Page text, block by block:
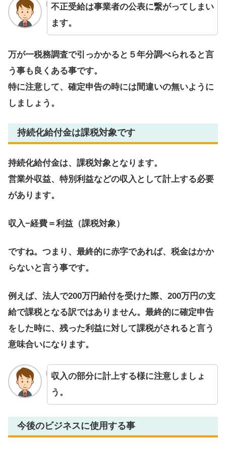
不正受給は事業者の公表に繋がってしまい
ます。
万が一税務調査で引っかかると５年分調べられると言
う事も良くある事です。
特に注意して、確定申告の時には間違いの無いように
しましょう。
持続化給付金は課税対象です
持続化給付金は、課税対象となります。
営業外収益、特別利益などの収入として計上する必要
があります。
収入−経費＝利益（課税対象）
ですね。つまり、最終的に赤字であれば、税金はかか
らないと言う事です。
例えば、法人で200万円給付を受けた際、200万円の支
給で課税となる訳ではありません。最終的に確定申告
をした時に、残った利益に対して課税がされると言う
意味合いになります。
収入の部分に計上する様に注意しましょ
う。
今後のビジネスに使用する事